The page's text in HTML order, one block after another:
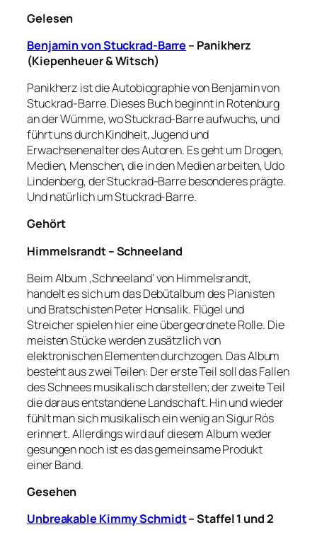
Gelesen
Benjamin von Stuckrad-Barre – Panikherz
(Kiepenheuer & Witsch)
Panikherz ist die Autobiographie von Benjamin von
Stuckrad-Barre. Dieses Buch beginnt in Rotenburg
an der Wümme, wo Stuckrad-Barre aufwuchs, und
führt uns durch Kindheit, Jugend und
Erwachsenenalter des Autoren. Es geht um Drogen,
Medien, Menschen, die in den Medien arbeiten, Udo
Lindenberg, der Stuckrad-Barre besonderes prägte.
Und natürlich um Stuckrad-Barre.
Gehört
Himmelsrandt – Schneeland
Beim Album ‚Schneeland‘ von Himmelsrandt,
handelt es sich um das Debütalbum des Pianisten
und Bratschisten Peter Honsalik. Flügel und
Streicher spielen hier eine übergeordnete Rolle. Die
meisten Stücke werden zusätzlich von
elektronischen Elementen durchzogen. Das Album
besteht aus zwei Teilen: Der erste Teil soll das Fallen
des Schnees musikalisch darstellen; der zweite Teil
die daraus entstandene Landschaft. Hin und wieder
fühlt man sich musikalisch ein wenig an Sigur Rós
erinnert. Allerdings wird auf diesem Album weder
gesungen noch ist es das gemeinsame Produkt
einer Band.
Gesehen
Unbreakable Kimmy Schmidt– Staffel 1 und 2